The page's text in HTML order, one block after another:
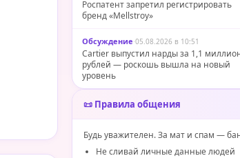
Роспатент запретил регистрировать
бренд «Mellstroy»
Обсуждение·05.08.2026 в 10:51
Cartier выпустил нарды за 1,1
рублей — роскошь вышла на новый
уровень
📜 Правила общения
Будь уважителен. За мат и спам —
Не сливай личные данные людей